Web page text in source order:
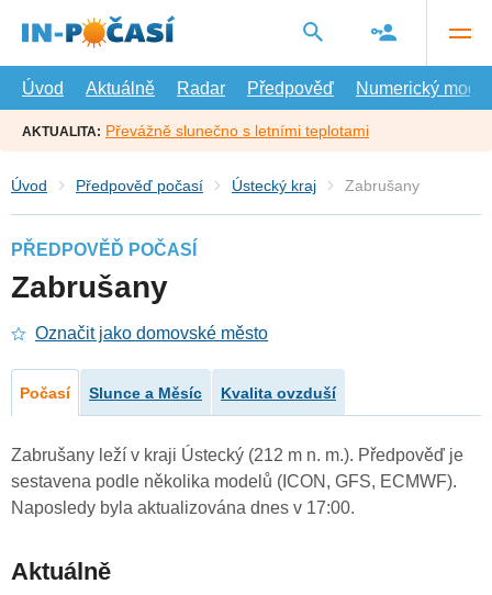
hlavní
Úvod
Aktuálně Radar Předpověď Numerický model
AKTUALITA: Převážně slunečno s letními teplotami
Úvod Předpověď počasí Ústecký kraj Zabrušany
PŘEDPOVĚĎ POČASÍ
Zabrušany
Označit jako domovské město
Počasí Slunce a Měsíc Kvalita ovzduší
Zabrušany leží v kraji Ústecký (212 m n. m.). Předpověď je
sestavena podle několika modelů (ICON, GFS, ECMWF).
Naposledy byla aktualizována dnes v 17:00.
Aktuálně